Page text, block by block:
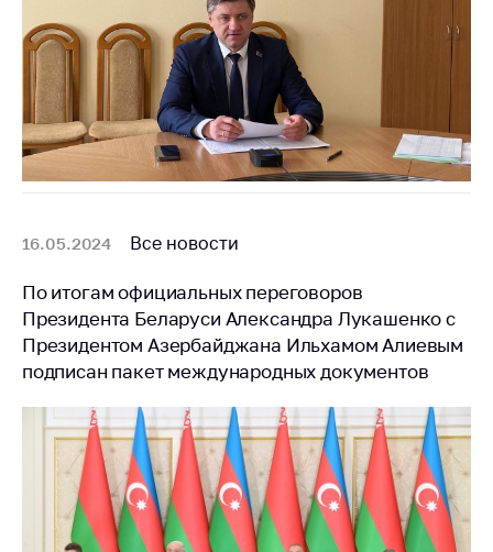
16.05.2024 Все новости
По итогам официальных переговоров
Президента Беларуси Александра Лукашенко с
Президентом Азербайджана Ильхамом Алиевым
подписан пакет международных документов